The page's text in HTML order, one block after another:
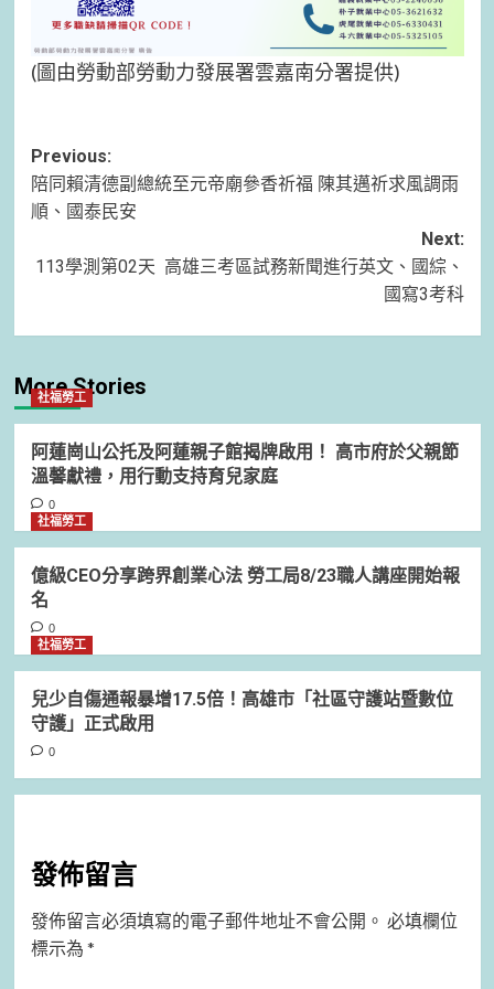
(圖由勞動部勞動力發展署雲嘉南分署提供)
Post
navigation
Previous:
陪同賴清德副總統至元帝廟參香祈福 陳其邁祈求風調雨
順、國泰民安
Next:
113學測第02天 高雄三考區試務新聞進行英文、國綜、
國寫3考科
More Stories
社福勞工
阿蓮崗山公托及阿蓮親子館揭牌啟用！ 高市府於父親節
溫馨獻禮，用行動支持育兒家庭
0
社福勞工
億級CEO分享跨界創業心法 勞工局8/23職人講座開始報
名
0
社福勞工
兒少自傷通報暴增17.5倍！高雄市「社區守護站暨數位
守護」正式啟用
0
發佈留言
發佈留言必須填寫的電子郵件地址不會公開。 必填欄位
標示為 *